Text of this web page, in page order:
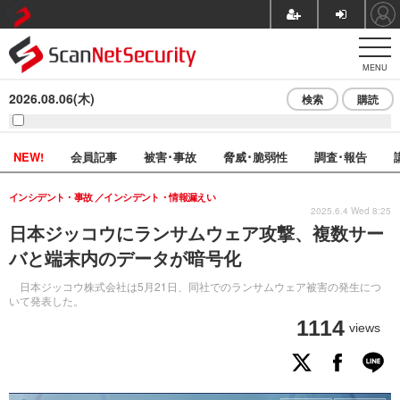
MENU
2026.08.06(木) 検索 購読
NEW! 会員記事 被害･事故 脅威･脆弱性 調査･報告
日本ジッコウにランサムウェア攻撃、複数サー
バと端末内のデータが暗号化
日本ジッコウ株式会社は5月21日、同社でのランサムウェア被害の発生につ
いて発表した。
インシデント・事故 インシデント・情報漏えい
1114 views
2025.6.4 Wed 8:25